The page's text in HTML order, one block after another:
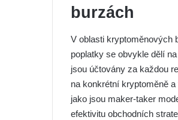
burzách
V oblasti kryptoměnových
poplatky se obvykle dělí
jsou účtovány za každou
na konkrétní kryptoměně
jako jsou maker-taker
efektivitu obchodních